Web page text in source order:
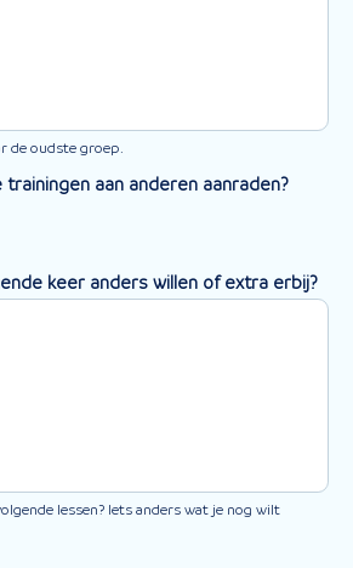
de oudste groep.
trainingen aan anderen aanraden?
keer anders willen of extra erbij?
lessen? Iets anders wat je nog wilt